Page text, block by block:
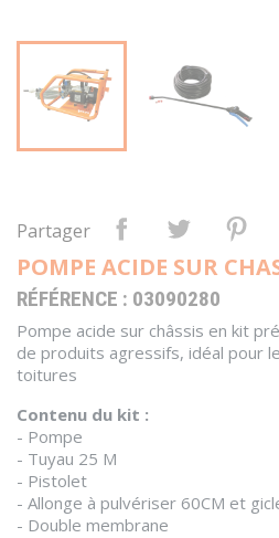
Partager
POMPE ACIDE SUR
RÉFÉRENCE : 03090280
Pompe acide sur châssis en kit
de produits agressifs, idéal pour
toitures
Contenu du kit :
- Pompe
- Tuyau 25 M
- Pistolet
- Allonge à pulvériser 60CM et
- Double membrane